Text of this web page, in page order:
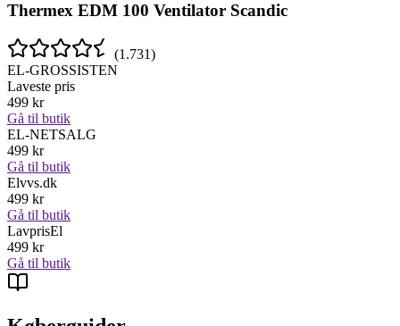
Thermex EDM 100 Ventilator Scandic
(1.731)
EL-GROSSISTEN
Laveste pris
499 kr
Gå til butik
EL-NETSALG
499 kr
Gå til butik
Elvvs.dk
499 kr
Gå til butik
LavprisEl
499 kr
Gå til butik